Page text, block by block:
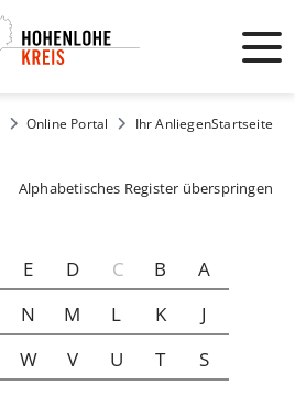
Startseite
Ihr Anliegen
Online Portal
Alphabetisches Register überspringen
A
B
C
D
E
J
K
L
M
N
S
T
U
V
W